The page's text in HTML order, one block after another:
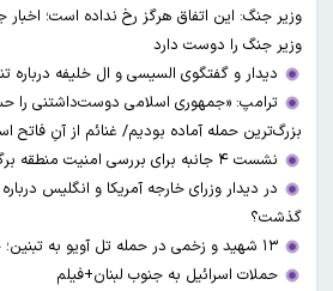
وزیر جنگ: این اتفاق هرگز رخ نداده است؛
وزیر جنگ را دوست دارد
دیدار و گفتگوی السیسی و ال خلیفه درباره
ترامپ: «جمهوری اسلامی دوست‌داشتنی را
بزرگ‌ترین حمله آماده بودیم/ غنائم از آنِ فاتح
نشست ۴ جانبه برای بررسی امنیت منطقه برگزار شد
در دیدار وزرای خارجه آمریکا و انگلیس
گذشت؟
۱۳ شهید و زخمی در حمله تل آویو به تبنین؛ جنوب لبنان گلوله باران شد
حملات اسرائیل به جنوب لبنان+فیلم